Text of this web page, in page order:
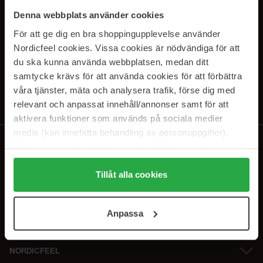
Denna webbplats använder cookies
För att ge dig en bra shoppingupplevelse använder
Nordicfeel cookies. Vissa cookies är nödvändiga för att
du ska kunna använda webbplatsen, medan ditt
samtycke krävs för att använda cookies för att förbättra
våra tjänster, mäta och analysera trafik, förse dig med
relevant och anpassat innehåll/annonser samt för att
aktivera funktioner som används på sociala medier
media (kan innefatta behandling av personuppgifter).
Genom att trycka på "Tillåt alla cookies" accepterar du
alla cookies, medan du under "Detaljer" kan anpassa
användningen av cookies. Du kan när som helst återkalla
samt vår Integritetspolicy.
Tillåt alla cookies
Anpassa
SUBSCRIBE TO OUR
NEWSLETTER
E-postadresse
Ved å abonnere godtar du vårpersonvernerklæring. Du kan melde deg
NORDICFEEL